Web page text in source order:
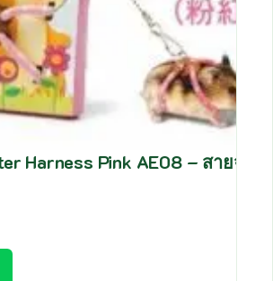
Harness Pink AE08 – สายจูงแ